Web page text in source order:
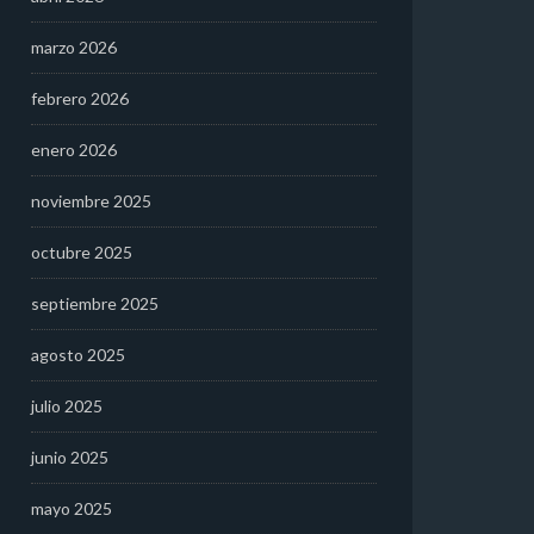
marzo 2026
febrero 2026
enero 2026
noviembre 2025
octubre 2025
septiembre 2025
agosto 2025
julio 2025
junio 2025
mayo 2025